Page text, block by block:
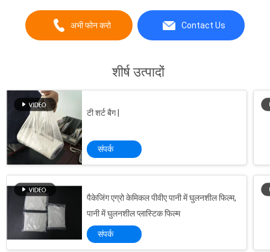
पर घुल जाती है)b: मध्यम तापमान पानी म...
अभी फोन करो Contact Us
शीर्ष उत्पादों
टी शर्ट बैग |
संपर्क
पैकेजिंग एग्रो केमिकल पीवीए पानी में घुलनशील फिल्म,
पानी में घुलनशील प्लास्टिक फिल्म
संपर्क